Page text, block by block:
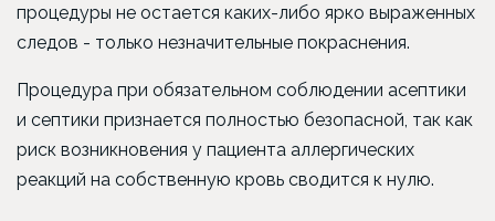
процедуры не остается каких-либо ярко выраженных
следов - только незначительные покраснения.
Процедура при обязательном соблюдении асептики
и септики признается полностью безопасной, так как
риск возникновения у пациента аллергических
реакций на собственную кровь сводится к нулю.